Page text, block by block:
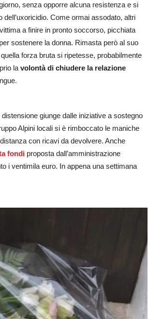
senza opporre alcuna resistenza e si
Come ormai assodato, altri
a finire in pronto soccorso, picchiata
sostenere la donna. Rimasta però al suo
forza bruta si ripetesse, probabilmente
la volontà di chiudere la relazione
giunge dalle iniziative a sostegno
Alpini locali si è rimboccato le maniche
con ricavi da devolvere. Anche
fondi proposta dall’amministrazione
i ventimila euro. In appena una settimana